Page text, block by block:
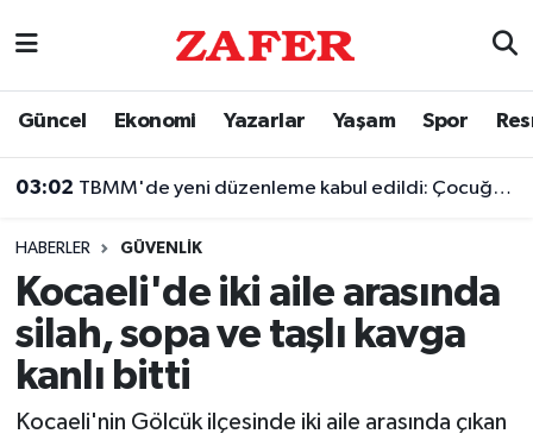
Güncel Ekonomi Yazarlar Yaşam Spor
03:02 TBMM'de yeni düzenleme kabul edildi: Çocuğun silaha ulaşmasına hapis cezası geliyor
HABERLER GÜVENLIK
Kocaeli'de iki aile arasında
silah, sopa ve taşlı kavga
kanlı bitti
Kocaeli'nin Gölcük ilçesinde iki aile arasında çıkan
Nöbetçi Eczaneler
Trafik Durumu
Süper Lig Puan Durumu ve Fikstür
Tüm Manşetler